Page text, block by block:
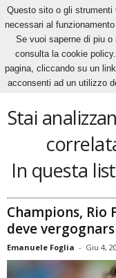
Home Tags Rio Ferdinand
Rio Ferdinand
Stai
In questa
Champions, Rio
deve
Emanuele Foglia - Giu 4,
Questo sito o gli
necessari al
Se vuoi saperne di piu
consulta la cookie
pagina, cliccando su un
acconsenti ad un utilizzo